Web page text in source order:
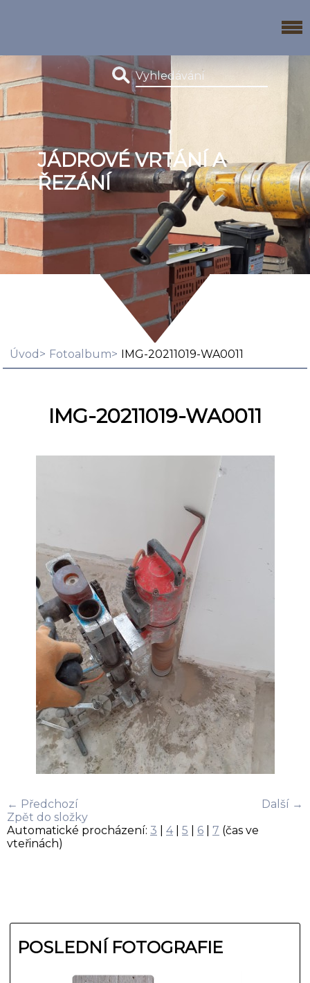
JÁDROVÉ VRTÁNÍ A
ŘEZÁNÍ
Úvod Fotoalbum IMG-20211019-WA0011
IMG-20211019-WA0011
← Předchozí
Další →
Zpět do složky
Automatické procházení: 3 4| 5 6 7 (čas ve
vteřinách)
POSLEDNÍ FOTOGRAFIE